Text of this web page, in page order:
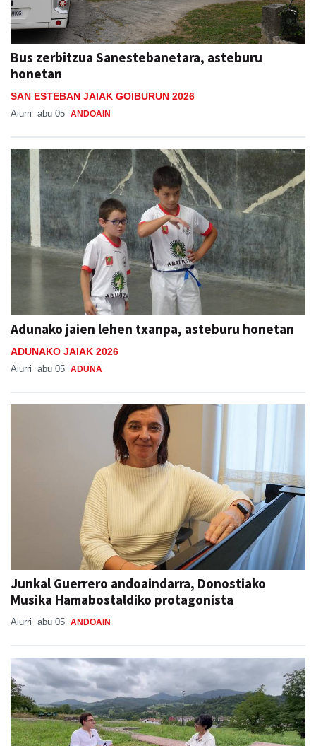
Bus zerbitzua Sanestebanetara, asteburu
honetan
SAN ESTEBAN JAIAK GOIBURUN 2026
Aiurri abu 05 ANDOAIN
Adunako jaien lehen txanpa, asteburu honetan
ADUNAKO JAIAK 2026
Aiurri abu 05 ADUNA
Junkal Guerrero andoaindarra, Donostiako
Musika Hamabostaldiko protagonista
Aiurri abu 05 ANDOAIN